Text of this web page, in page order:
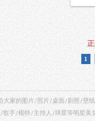
1
大家的图片/照片/桌面/剧照/壁
歌手/模特/主持人/球星等明星美